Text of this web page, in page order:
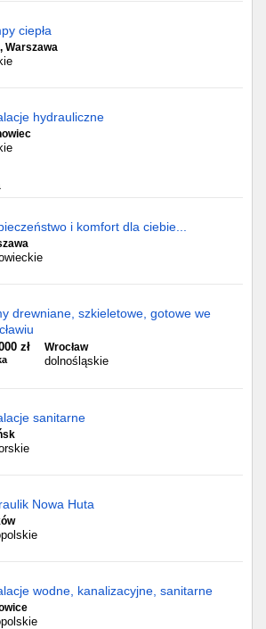
ciepła
Warszawa
hydrauliczne
i komfort dla ciebie...
drewniane, szkieletowe, gotowe we
zł Wrocław
dolnośląskie
sanitarne
Nowa Huta
wodne, kanalizacyjne, sanitarne